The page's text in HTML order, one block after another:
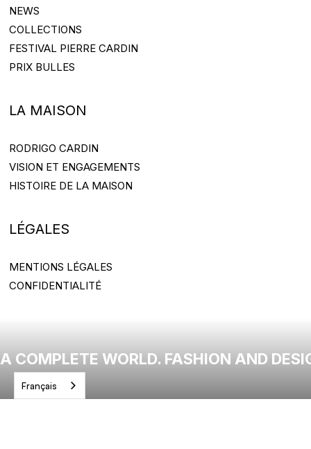
NEWS
NEWS
COLLECTIONS
COLLECTIONS
FESTIVAL PIERRE CARDIN
FESTIVAL PIERRE CARDIN
PRIX BULLES
LA MAISON
RODRIGO CARDIN
RODRIGO CARDIN
VISION ET ENGAGEMENTS
VISION ET ENGAGEMENTS
HISTOIRE DE LA MAISON
LÉGALES
MENTIONS LÉGALES
MENTIONS LÉGALES
CONFIDENTIALITÉ
A COMPLETE WORLD. FASHION AND
Français